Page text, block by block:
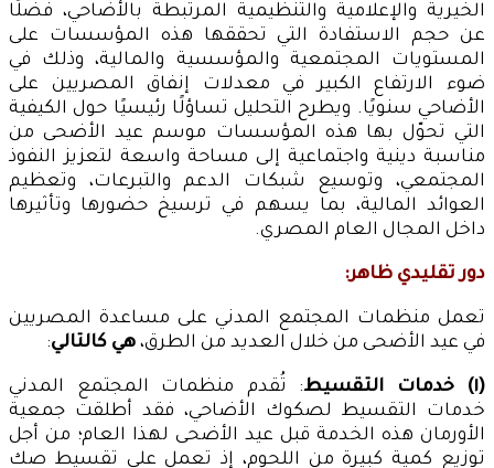
الخيرية والإعلامية والتنظيمية المرتبطة بالأضاحي، فضلًا
عن حجم الاستفادة التي تحققها هذه المؤسسات على
المستويات المجتمعية والمؤسسية والمالية، وذلك في
ضوء الارتفاع الكبير في معدلات إنفاق المصريين على
الأضاحي سنويًا. ويطرح التحليل تساؤلًا رئيسيًا حول الكيفية
التي تحوّل بها هذه المؤسسات موسم عيد الأضحى من
مناسبة دينية واجتماعية إلى مساحة واسعة لتعزيز النفوذ
المجتمعي، وتوسيع شبكات الدعم والتبرعات، وتعظيم
العوائد المالية، بما يسهم في ترسيخ حضورها وتأثيرها
داخل المجال العام المصري.
دور تقليدي ظاهر:
تعمل منظمات المجتمع المدني على مساعدة المصريين
في عيد الأضحى من خلال العديد من الطرق، هي كالتالي:
(١) خدمات التقسيط
: تُقدم منظمات المجتمع المدني
خدمات التقسيط لصكوك الأضاحي، فقد أطلقت جمعية
الأورمان هذه الخدمة قبل عيد الأضحى لهذا العام؛ من أجل
توزيع كمية كبيرة من اللحوم، إذ تعمل على تقسيط صك